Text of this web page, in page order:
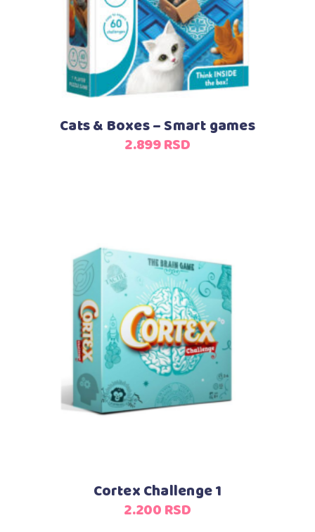
Cats & Boxes – Smart games
2.899RSD
Dodaj u korpu
Cortex Challenge 1
2.200RSD